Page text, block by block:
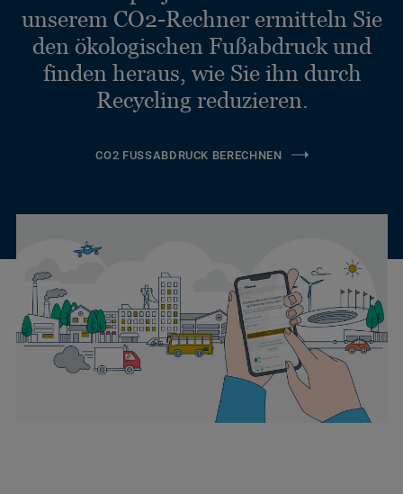
unserem CO2-Rechner ermitteln Sie
den ökologischen Fußabdruck und
finden heraus, wie Sie ihn durch
Recycling reduzieren.
CO2 FUSSABDRUCK BERECHNEN